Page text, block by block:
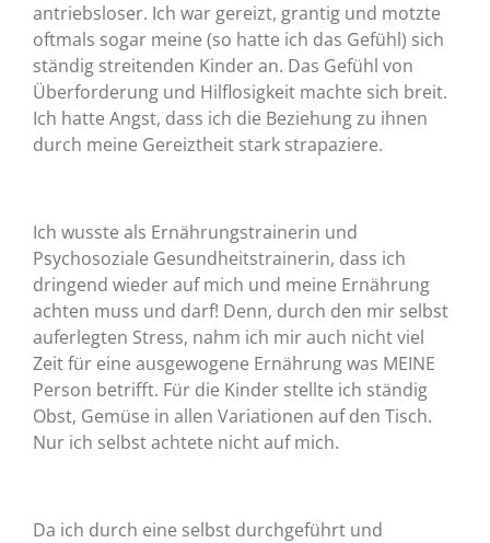
antriebsloser. Ich war gereizt, grantig und motzte
oftmals sogar meine (so hatte ich das Gefühl) sich
ständig streitenden Kinder an. Das Gefühl von
Überforderung und Hilflosigkeit machte sich breit.
Ich hatte Angst, dass ich die Beziehung zu ihnen
durch meine Gereiztheit stark strapaziere.
Ich wusste als Ernährungstrainerin und
Psychosoziale Gesundheitstrainerin, dass ich
dringend wieder auf mich und meine Ernährung
achten muss und darf! Denn, durch den mir selbst
auferlegten Stress, nahm ich mir auch nicht viel
Zeit für eine ausgewogene Ernährung was MEINE
Person betrifft. Für die Kinder stellte ich ständig
Obst, Gemüse in allen Variationen auf den Tisch.
Nur ich selbst achtete nicht auf mich.
Da ich durch eine selbst durchgeführt und